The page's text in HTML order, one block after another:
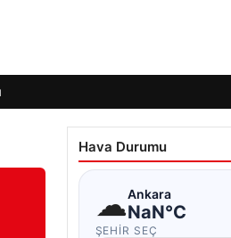
Hava Durumu
☁Ankara
NaN°C
ŞEHIR SEÇ